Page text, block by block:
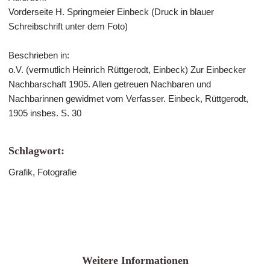
Vorderseite H. Springmeier Einbeck (Druck in blauer
Schreibschrift unter dem Foto)
Beschrieben in:
o.V. (vermutlich Heinrich Rüttgerodt, Einbeck) Zur Einbecker
Nachbarschaft 1905. Allen getreuen Nachbaren und
Nachbarinnen gewidmet vom Verfasser. Einbeck, Rüttgerodt,
1905 insbes. S. 30
Schlagwort:
Grafik, Fotografie
Weitere Informationen